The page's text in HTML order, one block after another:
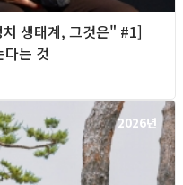
생태계, 그것은" #1]
는 것
2026년